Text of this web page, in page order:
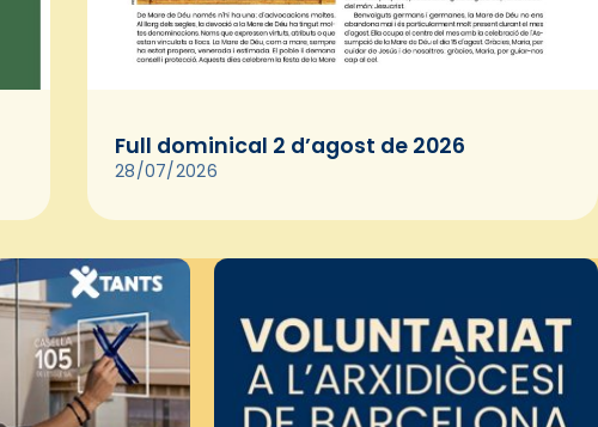
Full dominical 2 d’agost de 2026
28/07/2026